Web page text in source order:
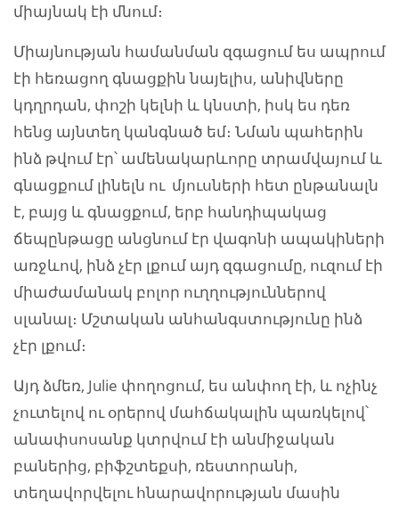
միայնակ էի մնում։
Միայնության համանման զգացում ես ապրում
էի հեռացող գնացքին նայելիս, անիվները
կդղրդան, փոշի կելնի և կնստի, իսկ ես դեռ
հենց այնտեղ կանգնած եմ։ Նման պահերին
ինձ թվում էր՝ ամենակարևորը տրամվայում և
գնացքում լինելն ու մյուսների հետ ընթանալն
է, բայց և գնացքում, երբ հանդիպակաց
ճեպընթացը անցնում էր վագոնի ապակիների
առջևով, ինձ չէր լքում այդ զգացումը, ուզում էի
միաժամանակ բոլոր ուղղություններով
սլանալ։ Մշտական անհանգստությունը ինձ
չէր լքում։
Այդ ձմեռ, Julie փողոցում, ես անփող էի, և ոչինչ
չուտելով ու օրերով մահճակալին պառկելով՝
անափսոսանք կտրվում էի անմիջական
բաներից, բիֆշտեքսի, ռեստորանի,
տեղավորվելու հնարավորության մասին